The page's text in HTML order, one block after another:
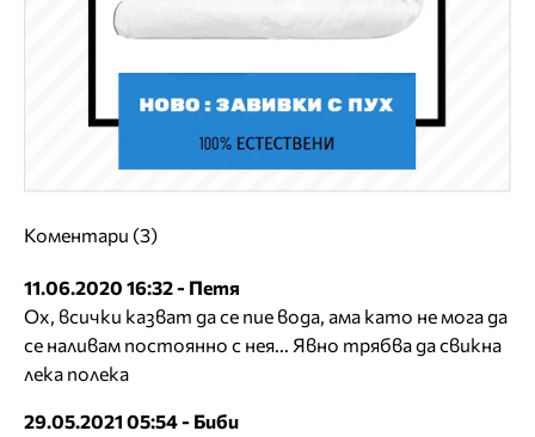
Коментари (3)
11.06.2020 16:32 - Петя
Ох, всички казват да се пие вода, ама като не мога да
се наливам постоянно с нея... Явно трябва да свикна
лека полека
29.05.2021 05:54 - Биби